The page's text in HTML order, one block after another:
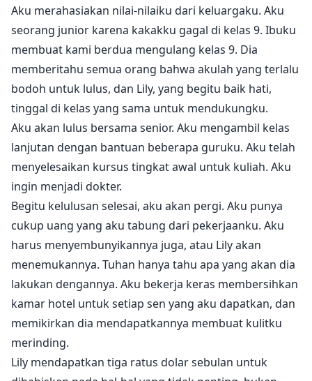
Aku merahasiakan nilai-nilaiku dari keluargaku. Aku
seorang junior karena kakakku gagal di kelas 9. Ibuku
membuat kami berdua mengulang kelas 9. Dia
memberitahu semua orang bahwa akulah yang terlalu
bodoh untuk lulus, dan Lily, yang begitu baik hati,
tinggal di kelas yang sama untuk mendukungku.
Aku akan lulus bersama senior. Aku mengambil kelas
lanjutan dengan bantuan beberapa guruku. Aku telah
menyelesaikan kursus tingkat awal untuk kuliah. Aku
ingin menjadi dokter.
Begitu kelulusan selesai, aku akan pergi. Aku punya
cukup uang yang aku tabung dari pekerjaanku. Aku
harus menyembunyikannya juga, atau Lily akan
menemukannya. Tuhan hanya tahu apa yang akan dia
lakukan dengannya. Aku bekerja keras membersihkan
kamar hotel untuk setiap sen yang aku dapatkan, dan
memikirkan dia mendapatkannya membuat kulitku
merinding.
Lily mendapatkan tiga ratus dolar sebulan untuk